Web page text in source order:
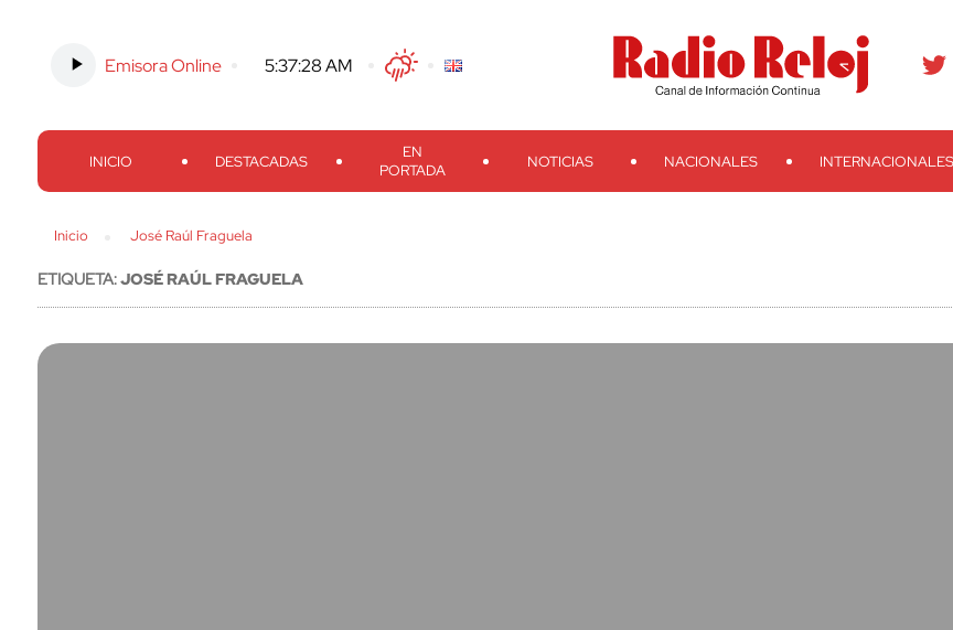
Emisora Online 5:37:28 AM TwitterFacebook
Threads
Instagram TelegramTeveo Ivoox RSS Search
INICIO DESTACADAS
EN
PORTADA
NOTICIAS NACIONALES INTERNACIONALES
Inicio José Raúl Fraguela
ETIQUETA:JOSÉ RAÚL FRAGUELA